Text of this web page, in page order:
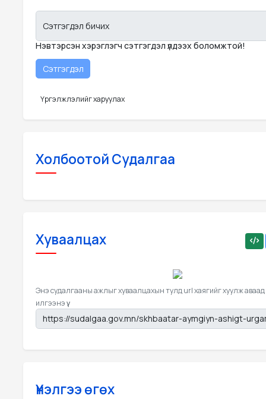
Сэтгэгдэл бичих
Нэвтэрсэн хэрэглэгч сэтгэгдэл үлдээх боломжтой!
Үргэлжлэлийг харуулах
Холбоотой Судалгаа
Хуваалцах
Энэ судалгааны ажлыг хуваалцахын тулд url хаягийг хуулж аваад
илгээнэ үү.
Үнэлгээ өгөх